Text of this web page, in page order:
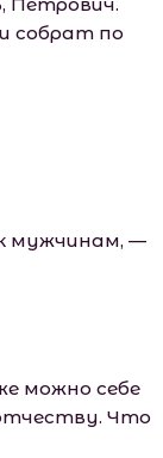
собрат по
мужчинам, —
можно себе
Что